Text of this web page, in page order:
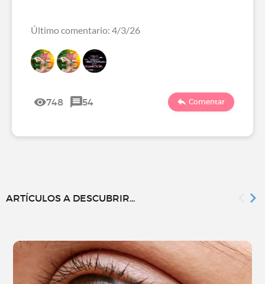
Último comentario: 4/3/26
748 54 Comentar
ARTÍCULOS A DESCUBRIR...